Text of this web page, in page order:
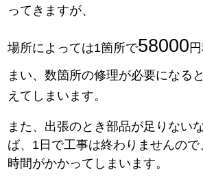
ってきますが、
場所によっては1箇所で58000
まい、数箇所の修理が必要になると
えてしまいます。
また、出張のとき部品が足りない
ば、1日で工事は終わりませんので
時間がかかってしまいます。